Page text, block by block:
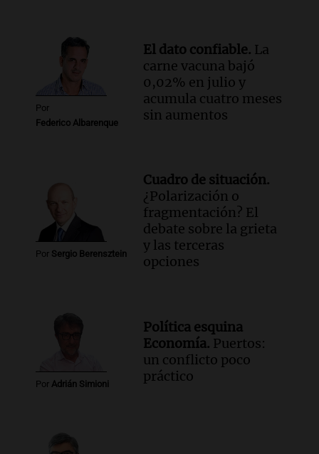
sobre su impacto espiritual
Panorama Federal
Episodios
Audio.El ministro de Economía de Santa
Fe relativiza el impacto del fallo sobre
jubilaciones en la provincia
Por
Federico Albarenque
El dato confiable. La
carne vacuna bajó
0,02% en julio y
acumula cuatro meses
sin aumentos
Por Sergio Berensztein
Cuadro de situación.
¿Polarización o
fragmentación? El
debate sobre la grieta
y las terceras
opciones
Por Adrián Simioni
Política esquina
Economía. Puertos:
un conflicto poco
práctico